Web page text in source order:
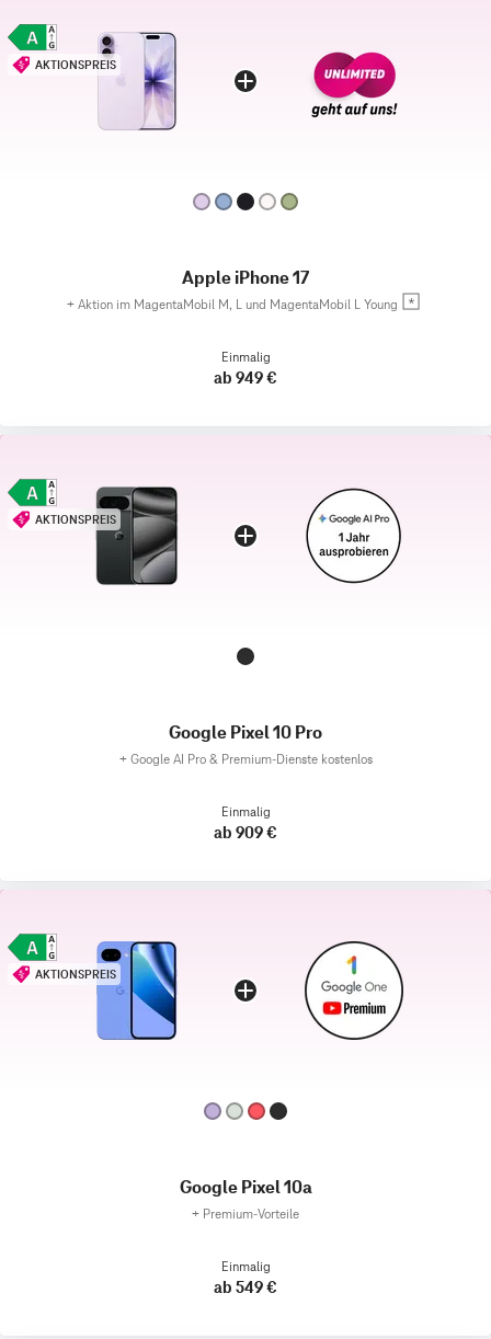
AKTIONSPREIS
Apple iPhone 17
+ Aktion im MagentaMobil M, L und MagentaMobil L Young
Einmalig
ab 949 €
AKTIONSPREIS
Google Pixel 10 Pro
+ Google AI Pro & Premium-Dienste kostenlos
Einmalig
ab 909 €
AKTIONSPREIS
Google Pixel 10a
+ Premium‑Vorteile
Einmalig
ab 549 €